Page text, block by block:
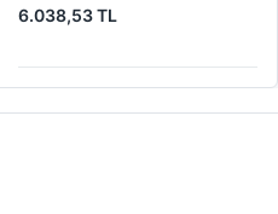
Multivan 2,5 Tdi | CARGO
F032113678 | OEM
6.038,53 TL